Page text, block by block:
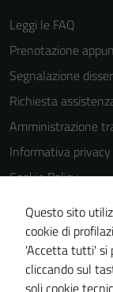
Leggi le FAQ
Prenotazione
Segnalazione
Richiesta
Amministrazione
Informativa privacy
Cookie Policy
Note legali
Dichiarazione di
Obiettivi di
Piano di
Questo sito
cookie di
'Accetta tutti' si
cliccando sul
soli cookie